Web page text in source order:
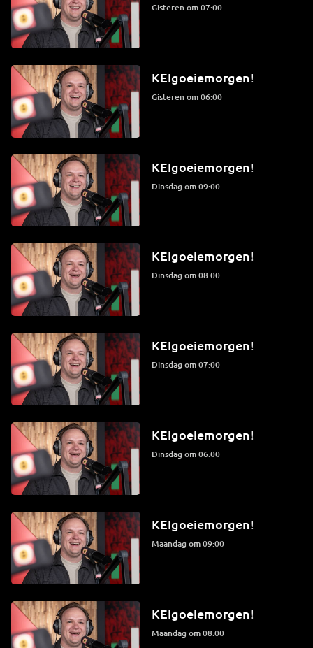
Gisteren om 07:00
KEIgoeiemorgen!
Gisteren om 06:00
KEIgoeiemorgen!
dinsdag om 09:00
KEIgoeiemorgen!
dinsdag om 08:00
KEIgoeiemorgen!
dinsdag om 07:00
KEIgoeiemorgen!
dinsdag om 06:00
KEIgoeiemorgen!
maandag om 09:00
KEIgoeiemorgen!
maandag om 08:00